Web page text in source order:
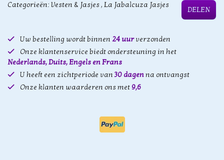
Categorieën: Vesten & Jasjes, La Jabalcuza Jasjes
DELEN
Uw bestelling wordt binnen 24 uurverzonden
Onze klantenservice biedt ondersteuning in het
Nederlands, Duits, Engels en Frans
U heeft een zichtperiode van30 dagenna ontvangst
Onze klanten waarderen ons met 9,6